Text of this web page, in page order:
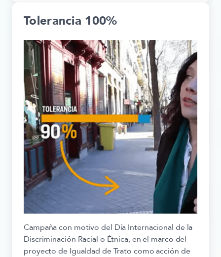
Tolerancia 100%
Campaña con motivo del Día Internacional de la
Discriminación Racial o Étnica, en el marco del
proyecto de Igualdad de Trato como acción de